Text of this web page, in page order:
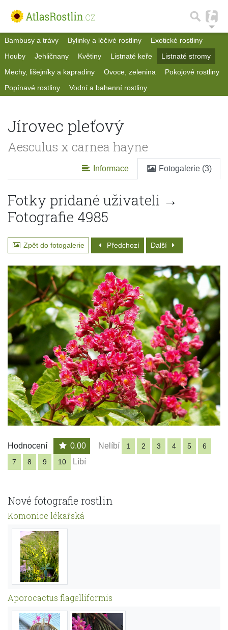
Bambusy a trávy Bylinky a léčivé rostliny
Exotické rostliny
Houby
Jehličnany Květiny Listnaté keře
Listnaté stromy
Mechy, lišejníky a kapradiny
Ovoce, zelenina
Pokojové rostliny
Popínavé rostliny
Vodní a bahenní rostliny
Jírovec pleťový
Aesculus x carnea hayne
Informace Fotogalerie (3)
Fotky pridané uživateli →
Fotografie 4985
Zpět do fotogalerie Předchozí Další
Hodnocení 0.00 Nelíbí 1 2 3 4 5
6
7
8 9 10 Líbí
Nové fotografie rostlin
Komonice lékařská
Aporocactus flagelliformis